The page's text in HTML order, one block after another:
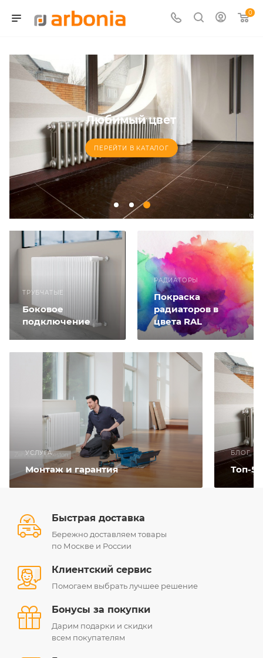
0
Любимый цвет
ПЕРЕЙТИ В КАТАЛОГ
ТРУБЧАТЫЕ
Боковое
подключение
РАДИАТОРЫ
Покраска
радиаторов в
цвета RAL
УСЛУГА
Монтаж и гарантия
БЛОГ
Топ-5
Быстрая доставка
Бережно доставляем товары
по Москве и России
Клиентский сервис
Помогаем выбрать лучшее решение
Бонусы за покупки
Дарим подарки и скидки
всем покупателям